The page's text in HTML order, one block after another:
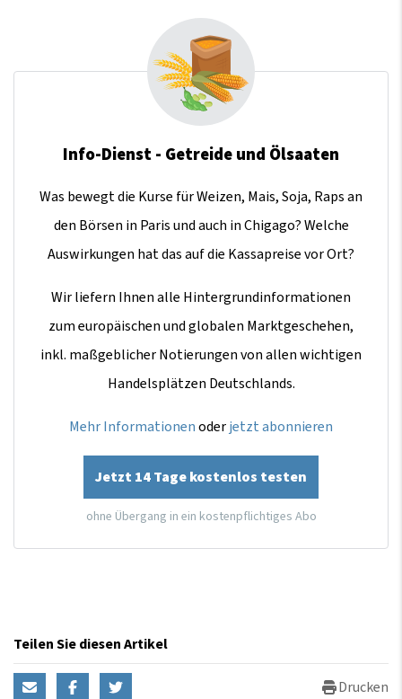
Info-Dienst - Getreide und Ölsaaten
Was bewegt die Kurse für Weizen, Mais, Soja, Raps an
den Börsen in Paris und auch in Chigago? Welche
Auswirkungen hat das auf die Kassapreise vor Ort?
Wir liefern Ihnen alle Hintergrundinformationen
zum europäischen und globalen Marktgeschehen,
inkl. maßgeblicher Notierungen von allen wichtigen
Handelsplätzen Deutschlands.
Mehr Informationenoderjetzt abonnieren
Jetzt 14 Tage kostenlos testen
ohne Übergang in ein kostenpflichtiges Abo
Teilen Sie diesen Artikel
Drucken